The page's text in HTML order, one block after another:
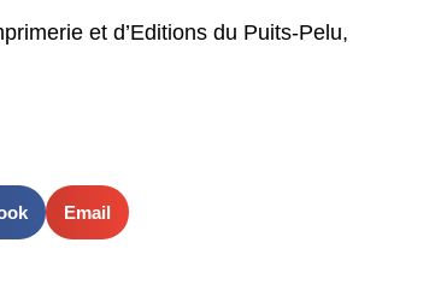
et d’Editions du Puits-Pelu,
Email